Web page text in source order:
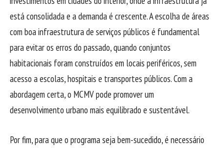
está consolidada e a demanda é crescente. A escolha de áreas
com boa infraestrutura de serviços públicos é fundamental
para evitar os erros do passado, quando conjuntos
habitacionais foram construídos em locais periféricos, sem
acesso a escolas, hospitais e transportes públicos. Com a
abordagem certa, o MCMV pode promover um
desenvolvimento urbano mais equilibrado e sustentável.
Por fim, para que o programa seja bem-sucedido, é necessário